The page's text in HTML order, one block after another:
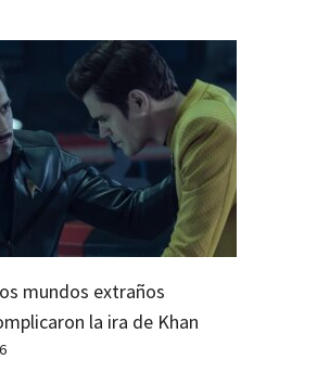
mundos extraños
la ira de Khan